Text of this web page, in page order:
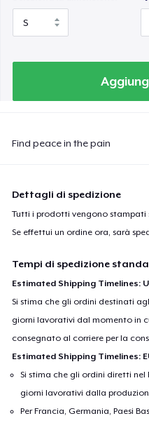
Find peace in the pain
Dettagli di spedizione
Tutti i prodotti vengono stampati
Se effettui un ordine ora, sarà
Tempi di spedizione
Estimated Shipping Timelines:
Si stima che gli ordini destinati
giorni lavorativi dal momento in
consegnato al corriere per la
Estimated Shipping Timelines:
Si stima che gli ordini diretti nel
giorni lavorativi dalla
Per Francia, Germania, Paesi